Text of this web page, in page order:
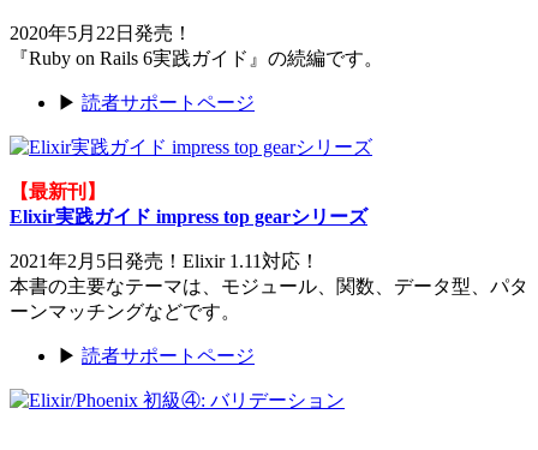
2020年5月22日発売！
『Ruby on Rails 6実践ガイド』の続編です。
▶ 読者サポートページ
【最新刊】
Elixir実践ガイド impress top gearシリーズ
2021年2月5日発売！Elixir 1.11対応！
本書の主要なテーマは、モジュール、関数、データ型、パタ
ーンマッチングなどです。
▶ 読者サポートページ